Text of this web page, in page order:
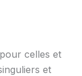
celles et
et